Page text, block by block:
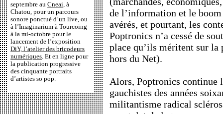
septembre au Cneai, à
Chatou, pour un parcours
sonore ponctué d’un live, ou
à l’Imaginarium à Tourcoing
à la mi-octobre pour le
lancement de l’exposition
DiY, l’atelier des bricodeurs
numériques. Et en ligne pour
la publication progressive
des cinquante portraits
d’artistes so pop.
de l’information et le
avérés, et pourtant, les
Poptronics n’a cessé de
place qu’ils méritent sur
hors du Net).
Alors, Poptronics continue
gauchistes des années
militantisme radical